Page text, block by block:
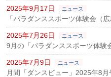
2025年9月17日 ニュース
「パラダンススポーツ体験会（
2025年7月26日 ニュース
9月の「パラダンススポーツ体験
2025年7月9日 ニュース
月間「ダンスビュー」2025年8